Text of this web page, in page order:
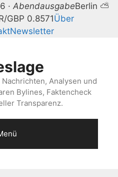
· AbendausgabeBerlin ⛅
GBP 0.8571Über
Newsletter
Analysen und
Bylines, Faktencheck
Transparenz.